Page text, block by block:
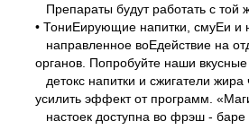
Препараты будут работать с той
• ТониЕирующие напитки, смуЕи и
направленное воЕдействие на
органов. Попробуйте наши
детокс напитки и сжигатели
усилить эффект от программ.
настоек доступна во фрэш -баре